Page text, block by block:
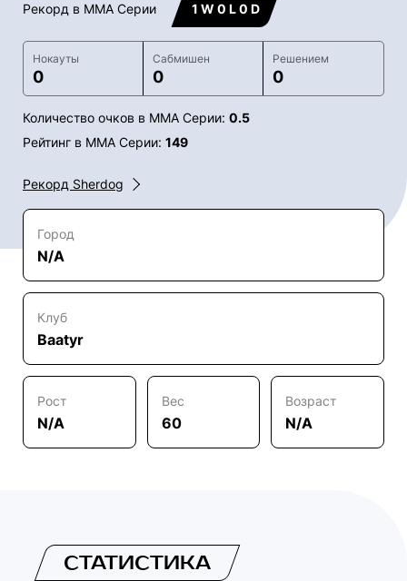
Рекорд в ММА Серии 1 W 0 L 0 D
Нокауты
0
Сабмишен
0
Решением
0
Количество очков в ММА Серии: 0.5
Рейтинг в ММА Серии: 149
Рекорд Sherdog
Город
N/A
Клуб
Baatyr
Рост
N/A
Вес
60
Возраст
N/A
СТАТИСТИКА